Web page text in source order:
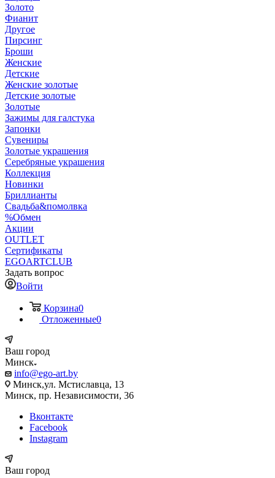
Золото
Фианит
Другое
Пирсинг
Броши
Женские
Детские
Женские золотые
Детские золотые
Золотые
Зажимы для галстука
Запонки
Сувениры
Золотые украшения
Серебряные украшения
Коллекция
Новинки
Бриллианты
Свадьба&помолвка
%Обмен
Акции
OUTLET
Сертификаты
EGOARTCLUB
Задать вопрос
Войти
Корзина0
Отложенные0
Ваш город
Минск
info@ego-art.by
Минск,ул. Мстиславца, 13
Минск, пр. Независимости, 36
Вконтакте
Facebook
Instagram
Ваш город